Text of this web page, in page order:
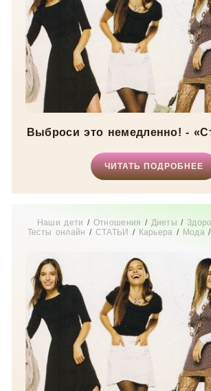
Выброси это немедленно! -
ЧИТАТЬ ПОДРОБНЕЕ
Наши дети / Отношения / Диеты /
Тесты онлайн / СТАТЬИ / Карьера / Мода /